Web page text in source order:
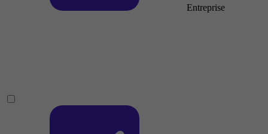
Entreprise